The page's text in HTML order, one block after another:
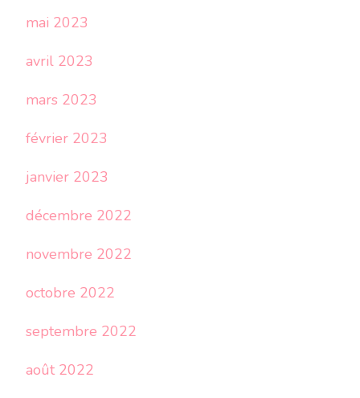
mai 2023
avril 2023
mars 2023
février 2023
janvier 2023
décembre 2022
novembre 2022
octobre 2022
septembre 2022
août 2022